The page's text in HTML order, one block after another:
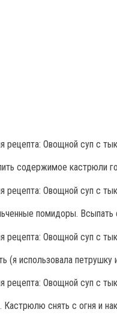
содержимое кастрюли
помидоры.
(я использовала петрушку
Кастрюлю снять с огня и